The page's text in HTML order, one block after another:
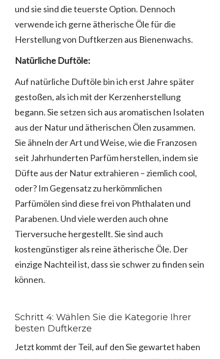
und sie sind die teuerste Option. Dennoch
verwende ich gerne ätherische Öle für die
Herstellung von Duftkerzen aus Bienenwachs.
Natürliche Duftöle:
Auf natürliche Duftöle bin ich erst Jahre später
gestoßen, als ich mit der Kerzenherstellung
begann. Sie setzen sich aus aromatischen Isolaten
aus der Natur und ätherischen Ölen zusammen.
Sie ähneln der Art und Weise, wie die Franzosen
seit Jahrhunderten Parfüm herstellen, indem sie
Düfte aus der Natur extrahieren – ziemlich cool,
oder? Im Gegensatz zu herkömmlichen
Parfümölen sind diese frei von Phthalaten und
Parabenen. Und viele werden auch ohne
Tierversuche hergestellt. Sie sind auch
kostengünstiger als reine ätherische Öle. Der
einzige Nachteil ist, dass sie schwer zu finden sein
können.
Schritt 4: Wählen Sie die Kategorie Ihrer
besten Duftkerze
Jetzt kommt der Teil, auf den Sie gewartet haben